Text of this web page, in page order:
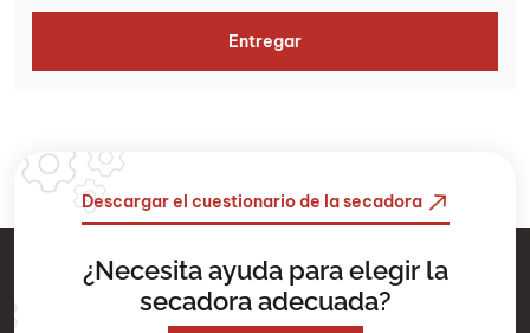
Descargar el cuestionario de la secadora
¿Necesita ayuda para elegir la
secadora adecuada?